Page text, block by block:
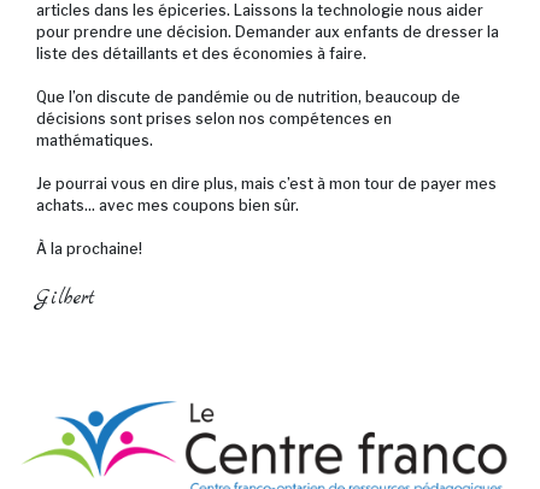
articles dans les épiceries. Laissons la technologie nous aider
pour prendre une décision. Demander aux enfants de dresser la
liste des détaillants et des économies à faire.
Que l’on discute de pandémie ou de nutrition, beaucoup de
décisions sont prises selon nos compétences en
mathématiques.
Je pourrai vous en dire plus, mais c’est à mon tour de payer mes
achats… avec mes coupons bien sûr.
À la prochaine!
Gilbert